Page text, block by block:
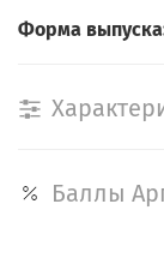
Форма
Баллы